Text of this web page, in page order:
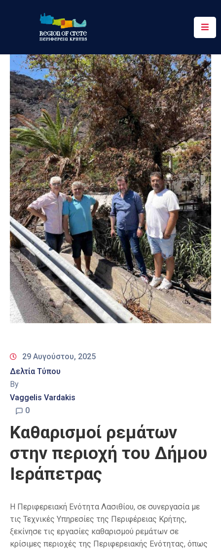
Περιφέρεια
Ενημέρωση
Έργα
&
Δράσεις
Ψηφιακές
Υπηρεσίες
Επικοινωνία
29 Αυγούστου, 2025
Δελτία Τύπου
By
Vaggelis Vardakis
0
Καθαρισμοί ρεμάτων
στην περιοχή του Δήμου
Ιεράπετρας
Η Περιφερειακή Ενότητα Λασιθίου, σε συνεργασία με
τις Τεχνικές Υπηρεσίες της Περιφέρειας Κρήτης,
ξεκίνησε τις εργασίες καθαρισμού ρεμάτων σε
κρίσιμες περιοχές της Περιφερειακής Ενότητας, όπως